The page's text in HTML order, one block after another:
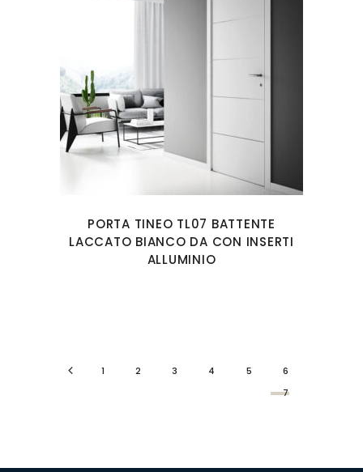
PORTA TINEO TL07 BATTENTE
LACCATO BIANCO DA CON INSERTI
ALLUMINIO
1 2 3 4 5
6
7